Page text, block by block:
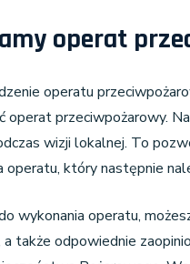
operat
operatu
przeciwpożarowy.
wizji lokalnej. To
operatu, który następnie
wykonania operatu,
także odpowiednie